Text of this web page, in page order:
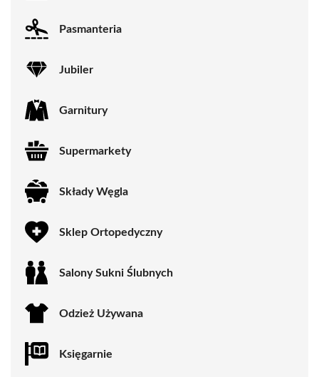
Pasmanteria
Jubiler
Garnitury
Supermarkety
Składy Węgla
Sklep Ortopedyczny
Salony Sukni Ślubnych
Odzież Używana
Księgarnie